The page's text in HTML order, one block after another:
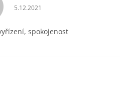
Hodnocení obchodu je 5 z 5
5.12.2021
spokojenost